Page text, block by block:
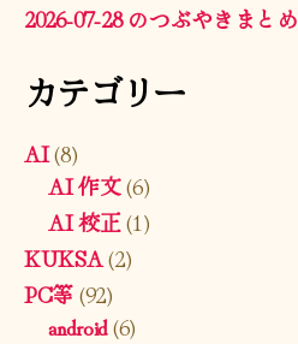
2026-07-28 のつぶやきまとめ
カテゴリー
AI(8)
AI 作文(6)
AI 校正(1)
KUKSA(2)
PC等(92)
android(6)